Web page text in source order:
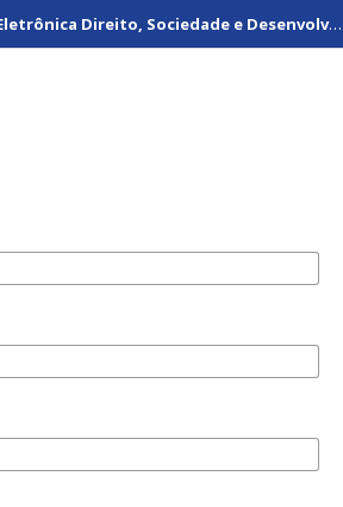
Revista Jurídica Eletrônica Direito, Sociedade e Desenvolvimento